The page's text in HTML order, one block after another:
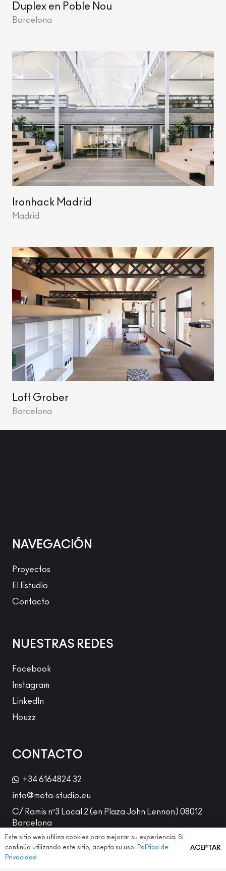
Duplex en Poble Nou
Barcelona
Ironhack Madrid
Madrid
Loft Grober
Barcelona
NAVEGACIÓN
Proyectos
El Estudio
Contacto
NUESTRAS REDES
Facebook
Instagram
LinkedIn
Houzz
CONTACTO
+34 6164824 32
info@meta-studio.eu
C/ Ramis nº3 Local 2 (en Plaza John Lennon) 08012
Barcelona
Este sitio web utiliza cookies para mejorar su experiencia. Si
continúa utilizando este sitio, acepta su uso. Política de
Privacidad
ACEPTAR